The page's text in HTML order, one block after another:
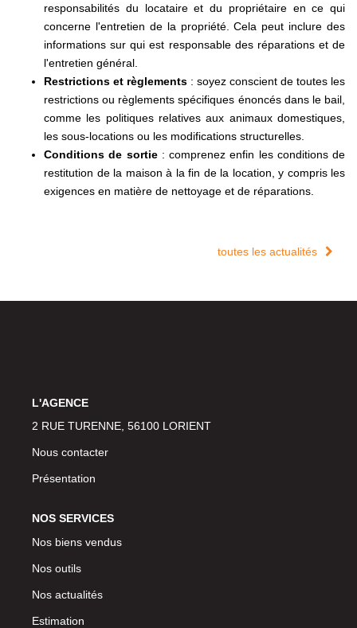
responsabilités du locataire et du propriétaire en ce qui
concerne l'entretien de la propriété. Cela peut inclure des
informations sur qui est responsable des réparations et de
l'entretien général.
Restrictions et règlements : soyez conscient de toutes les
restrictions ou règlements spécifiques énoncés dans le bail,
comme les politiques relatives aux animaux domestiques,
les sous-locations ou les modifications structurelles.
Conditions de sortie: comprenez enfin les conditions de
restitution de la maison à la fin de la location, y compris les
exigences en matière de nettoyage et de réparations.
toutes les actualités
L'AGENCE
2 RUE TURENNE, 56100 LORIENT
Nous contacter
Présentation
NOS SERVICES
Nos biens vendus
Nos outils
Nos actualités
Estimation